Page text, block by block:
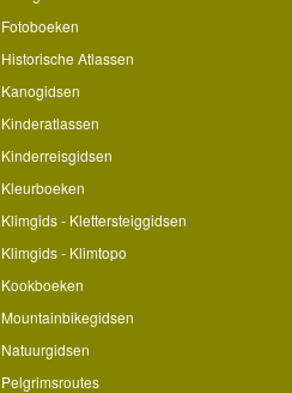
Fotoboeken
Historische Atlassen
Kanogidsen
Kinderatlassen
Kinderreisgidsen
Kleurboeken
Klimgids - Klettersteiggidsen
Klimgids - Klimtopo
Kookboeken
Mountainbikegidsen
Natuurgidsen
Pelgrimsroutes